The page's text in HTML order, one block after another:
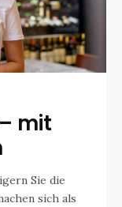
mit
Sie die
sich als